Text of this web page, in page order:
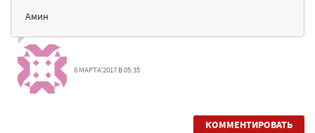
Амин
8 МАРТА'2017 В 05:35
КОММЕНТИРОВАТЬ